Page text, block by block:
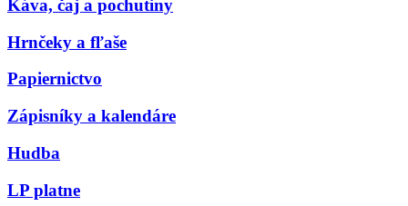
Káva, čaj a pochutiny
Hrnčeky a fľaše
Papiernictvo
Zápisníky a kalendáre
Hudba
LP platne